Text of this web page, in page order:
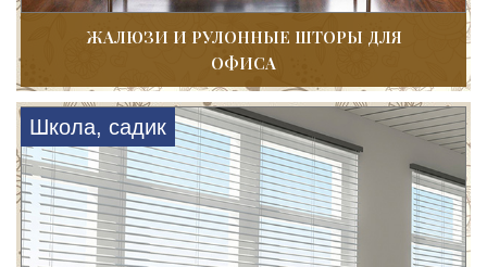
ЖАЛЮЗИ И РУЛОННЫЕ ШТОРЫ ДЛЯ
ОФИСА
Школа, садик